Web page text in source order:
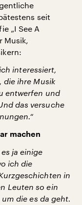
seit
„I See A
Musik,
interessiert,
die ihre Musik
entwerfen und
das versuche
machen
ja einige
ich die
in
Leuten so ein
die es da geht.